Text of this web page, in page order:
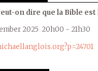
on dire que la Bible
2025 20h00 - 21h30